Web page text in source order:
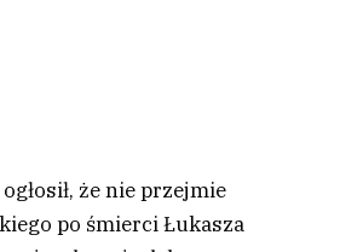
że nie przejmie
po śmierci Łukasza